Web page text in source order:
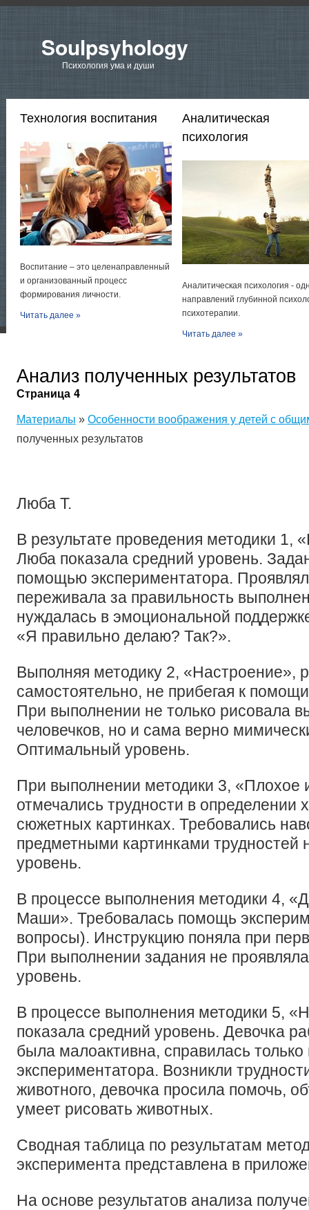
Soulpsyhology
Психология ума и души
Технология воспитания
Воспитание – это целенаправленный
и организованный процесс
формирования личности.
Читать далее »
Аналитическая
психология
Аналитическая психология -
направлений глубинной
психотерапии.
Читать далее »
Анализ полученных результатов
Страница 4
Материалы » Особенности воображения у детей с
полученных результатов
Люба Т.
В результате проведения методики 1,
Люба показала средний уровень.
помощью экспериментатора.
переживала за правильность
нуждалась в эмоциональной
«Я правильно делаю? Так?».
Выполняя методику 2, «Настроение»,
самостоятельно, не прибегая к
При выполнении не только рисовала
человечков, но и сама верно
Оптимальный уровень.
При выполнении методики 3, «Плохое
отмечались трудности в определении
сюжетных картинках. Требовались
предметными картинками трудностей
уровень.
В процессе выполнения методики 4,
Маши». Требовалась помощь
вопросы). Инструкцию поняла при
При выполнении задания не
уровень.
В процессе выполнения методики 5,
показала средний уровень. Девочка
была малоактивна, справилась
экспериментатора. Возникли
животного, девочка просила помочь,
умеет рисовать животных.
Сводная таблица по результатам
эксперимента представлена в
На основе результатов анализа